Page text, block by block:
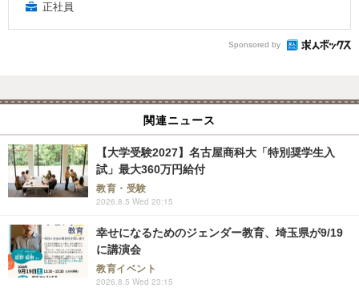
正社員
Sponsored by
関連ニュース
【大学受験2027】名古屋商科大「特別奨学生入
試」最大360万円給付
教育・受験
2026.8.5 Wed 20:15
幸せになるためのジェンダー教育、埼玉県が9/19
に講演会
教育イベント
2026.8.5 Wed 23:15